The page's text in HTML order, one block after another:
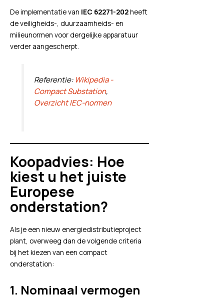
De implementatie van IEC 62271-202heeft
de veiligheids-, duurzaamheids- en
milieunormen voor dergelijke apparatuur
verder aangescherpt.
Referentie: Wikipedia -
Compact Substation,
Overzicht IEC-normen
Koopadvies: Hoe
kiest u het juiste
Europese
onderstation?
Als je een nieuw energiedistributieproject
plant, overweeg dan de volgende criteria
bij het kiezen van een compact
onderstation:
1. Nominaal vermogen